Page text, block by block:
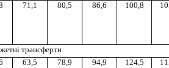
71,1 80,5 86,6 100,8
трансферти
63,5 78,9 94,9 124,5